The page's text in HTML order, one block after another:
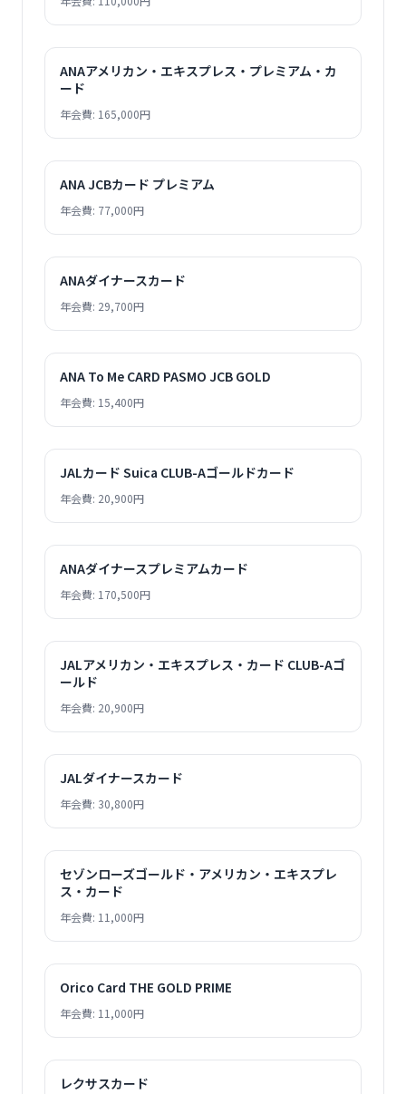
ANAアメリカン・エキスプレス・プレミアム・カ
ード
年会費: 165,000円
ANA JCBカード プレミアム
年会費: 77,000円
ANAダイナースカード
年会費: 29,700円
ANA To Me CARD PASMO JCB GOLD
年会費: 15,400円
JALカード Suica CLUB-Aゴールドカード
年会費: 20,900円
ANAダイナースプレミアムカード
年会費: 170,500円
JALアメリカン・エキスプレス・カード CLUB-Aゴ
ールド
年会費: 20,900円
JALダイナースカード
年会費: 30,800円
セゾンローズゴールド・アメリカン・エキスプレ
ス・カード
年会費: 11,000円
Orico Card THE GOLD PRIME
年会費: 11,000円
レクサスカード